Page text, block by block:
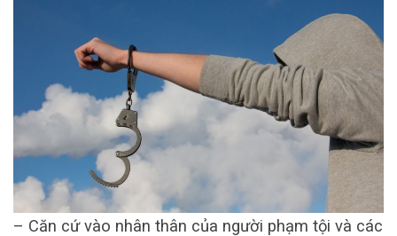
– Căn cứ vào nhân thân của người phạm tội và các